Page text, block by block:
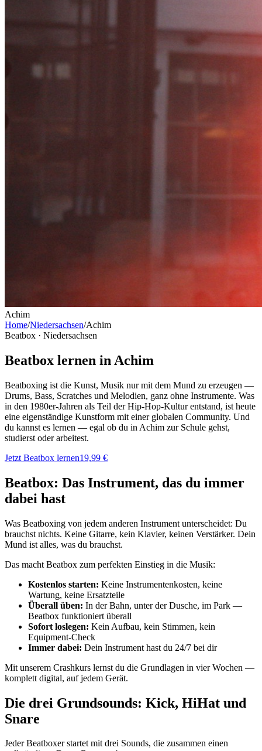
Achim
Home/Niedersachsen/Achim
Beatbox · Niedersachsen
Beatbox lernen in Achim
Beatboxing ist die Kunst, Musik nur mit dem Mund zu erzeugen —
Drums, Bass, Scratches und Melodien, ganz ohne Instrumente. Was
in den 1980er-Jahren als Teil der Hip-Hop-Kultur entstand, ist heute
eine eigenständige Kunstform mit einer globalen Community. Und
du kannst es lernen — egal ob du in Achim zur Schule gehst,
studierst oder arbeitest.
Jetzt Beatbox lernen19,99 €
Beatbox: Das Instrument, das du immer
dabei hast
Was Beatboxing von jedem anderen Instrument unterscheidet: Du
brauchst nichts. Keine Gitarre, kein Klavier, keinen Verstärker. Dein
Mund ist alles, was du brauchst.
Das macht Beatbox zum perfekten Einstieg in die Musik:
Kostenlos starten: Keine Instrumentenkosten, keine
Wartung, keine Ersatzteile
Überall üben: In der Bahn, unter der Dusche, im Park —
Beatbox funktioniert überall
Sofort loslegen: Kein Aufbau, kein Stimmen, kein
Equipment-Check
Immer dabei: Dein Instrument hast du 24/7 bei dir
Mit unserem Crashkurs lernst du die Grundlagen in vier Wochen —
komplett digital, auf jedem Gerät.
Die drei Grundsounds: Kick, HiHat und
Snare
Jeder Beatboxer startet mit drei Sounds, die zusammen einen